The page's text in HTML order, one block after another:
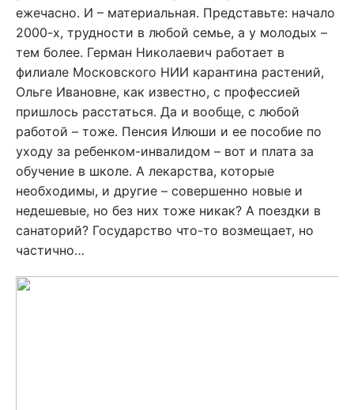
ежечасно. И – материальная. Представьте: начало
2000-х, трудности в любой семье, а у молодых –
тем более. Герман Николаевич работает в
филиале Московского НИИ карантина растений,
Ольге Ивановне, как известно, с профессией
пришлось расстаться. Да и вообще, с любой
работой – тоже. Пенсия Илюши и ее пособие по
уходу за ребенком-инвалидом – вот и плата за
обучение в школе. А лекарства, которые
необходимы, и другие – совершенно новые и
недешевые, но без них тоже никак? А поездки в
санаторий? Государство что-то возмещает, но
частично…